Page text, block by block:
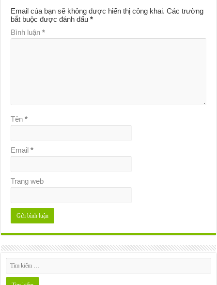
Email của bạn sẽ không được hiển thị công khai. Các trường
bắt buộc được đánh dấu*
Bình luận*
Tên*
Email*
Trang web